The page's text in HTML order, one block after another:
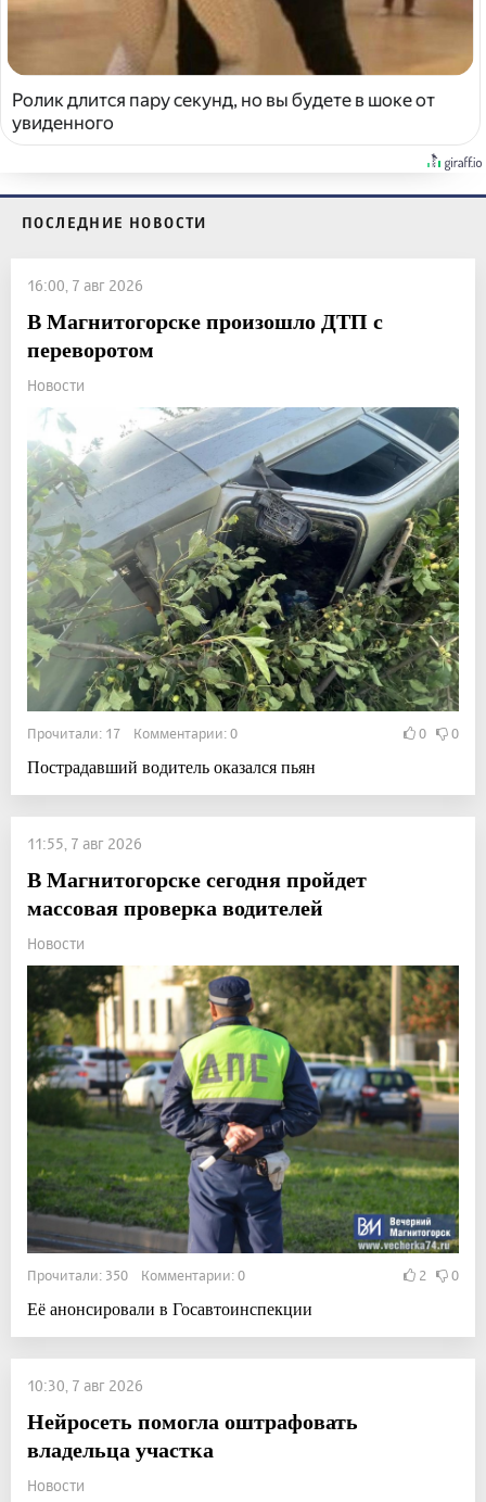
Ролик длится пару секунд, но вы будете в шоке от
увиденного
ПОСЛЕДНИЕ НОВОСТИ
16:00, 7 авг 2026
В Магнитогорске произошло ДТП с
переворотом
Новости
Прочитали: 17 Комментарии: 0 0 0
Пострадавший водитель оказался пьян
11:55, 7 авг 2026
В Магнитогорске сегодня пройдет
массовая проверка водителей
Новости
Прочитали: 350 Комментарии: 0 2 0
Её анонсировали в Госавтоинспекции
10:30, 7 авг 2026
Нейросеть помогла оштрафовать
владельца участка
Новости